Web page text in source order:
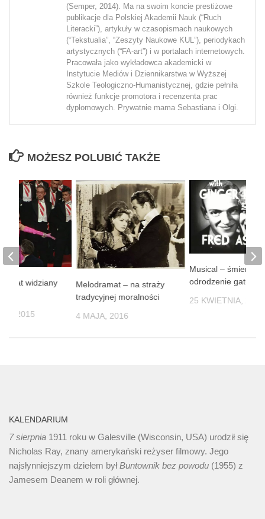
(Semper, 2014). Ma na swoim koncie prestiżowe
publikacje dla Polskiej Akademii Nauk (“Ruch
Literacki”), artykuły w czasopismach naukowych
(“Tekstualia”, “Zeszyty Naukowe KUL”), periodykach
artystycznych (“FA-art”) i w portalach internetowych.
Pracowała jako wykładowca akademicki w
Instytucie Mediów i Dziennikarstwa w Wyższej
Szkole Teologiczno-Humanistycznej, gdzie pełniła
również funkcje promotora i recenzenta prac
dyplomowych. Prywatnie mama Sebastiana i Olgi.
MOŻESZ POLUBIĆ TAKŻE
Melodramat – na straży
tradycyjnej moralności
4 MAJA, 2016
Musical – śmierć i
odrodzenie gatunku
25 KWIETNIA, 2016
świat widziany
2015
KALENDARIUM
7 sierpnia 1911 roku w Galesville (Wisconsin, USA) urodził się
Nicholas Ray, znany amerykański reżyser filmowy. Jego
najsłynniejszym dziełem byłBuntownik bez powodu (1955) z
Jamesem Deanem w roli głównej.